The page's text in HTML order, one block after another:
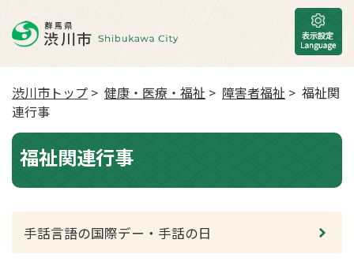
渋川市トップ > 健康・医療・福祉 > 障害者福祉 > 福祉関
連行事
福祉関連行事
手話言語の国際デー・手話の日